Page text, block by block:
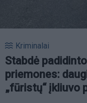
Kriminalai
Stabdė
priemones:
„fūristų“ įkliuvo